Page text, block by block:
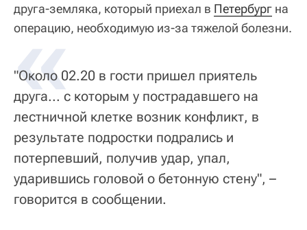
друга-земляка, который приехал в Петербург на
операцию, необходимую из-за тяжелой болезни.
«
"Около 02.20 в гости пришел приятель
друга... с которым у пострадавшего на
лестничной клетке возник конфликт, в
результате подростки подрались и
потерпевший, получив удар, упал,
ударившись головой о бетонную стену", –
говорится в сообщении.